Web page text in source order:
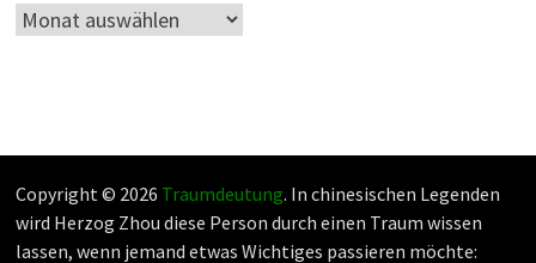
Archiv
Copyright © 2026 Traumdeutung. In chinesischen Legenden
wird Herzog Zhou diese Person durch einen Traum wissen
lassen, wenn jemand etwas Wichtiges passieren möchte: